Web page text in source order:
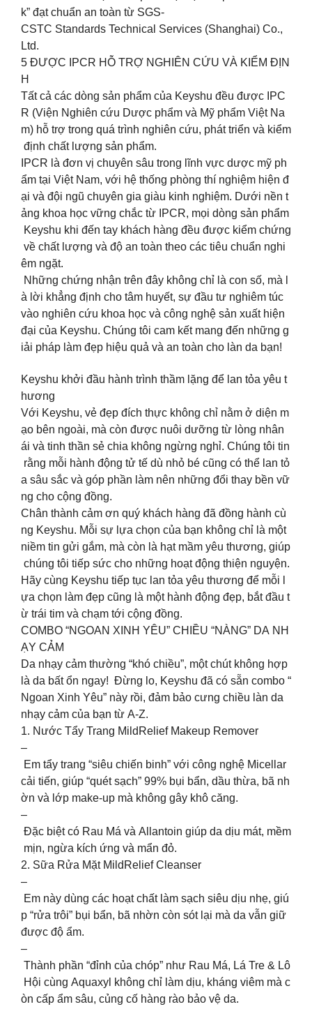
k” đạt chuẩn an toàn từ SGS-
CSTC Standards Technical Services (Shanghai) Co.,
Ltd.
5️ ĐƯỢC IPCR HỖ TRỢ NGHIÊN CỨU VÀ KIỂM ĐỊN
H
Tất cả các dòng sản phẩm của Keyshu đều được IPC
R (Viện Nghiên cứu Dược phẩm và Mỹ phẩm Việt Na
m) hỗ trợ trong quá trình nghiên cứu, phát triển và kiểm
định chất lượng sản phẩm.
IPCR là đơn vị chuyên sâu trong lĩnh vực dược mỹ ph
ẩm tại Việt Nam, với hệ thống phòng thí nghiệm hiện đ
ại và đội ngũ chuyên gia giàu kinh nghiệm. Dưới nền t
ảng khoa học vững chắc từ IPCR, mọi dòng sản phẩm
Keyshu khi đến tay khách hàng đều được kiểm chứng
về chất lượng và độ an toàn theo các tiêu chuẩn nghi
êm ngặt.
Những chứng nhận trên đây không chỉ là con số, mà l
à lời khẳng định cho tâm huyết, sự đầu tư nghiêm túc
vào nghiên cứu khoa học và công nghệ sản xuất hiện
đại của Keyshu. Chúng tôi cam kết mang đến những g
iải pháp làm đẹp hiệu quả và an toàn cho làn da bạn!
Keyshu khởi đầu hành trình thầm lặng để lan tỏa yêu t
hương ️
Với Keyshu, vẻ đẹp đích thực không chỉ nằm ở diện m
ạo bên ngoài, mà còn được nuôi dưỡng từ lòng nhân
ái và tinh thần sẻ chia không ngừng nghỉ. Chúng tôi tin
rằng mỗi hành động tử tế dù nhỏ bé cũng có thể lan tỏ
a sâu sắc và góp phần làm nên những đổi thay bền vữ
ng cho cộng đồng.
Chân thành cảm ơn quý khách hàng đã đồng hành cù
ng Keyshu. Mỗi sự lựa chọn của bạn không chỉ là một
niềm tin gửi gắm, mà còn là hạt mầm yêu thương, giúp
chúng tôi tiếp sức cho những hoạt động thiện nguyện.
Hãy cùng Keyshu tiếp tục lan tỏa yêu thương để mỗi l
ựa chọn làm đẹp cũng là một hành động đẹp, bắt đầu t
ừ trái tim và chạm tới cộng đồng.
COMBO “NGOAN XINH YÊU” CHIỀU “NÀNG” DA NH
ẠY CẢM
Da nhạy cảm thường “khó chiều”, một chút không hợp
là da bất ổn ngay! Đừng lo, Keyshu đã có sẵn combo “
Ngoan Xinh Yêu” này rồi, đảm bảo cưng chiều làn da
nhạy cảm của bạn từ A-Z.
1. Nước Tẩy Trang MildRelief Makeup Remover
–
Em tẩy trang “siêu chiến binh” với công nghệ Micellar
cải tiến, giúp “quét sạch” 99% bụi bẩn, dầu thừa, bã nh
ờn và lớp make-up mà không gây khô căng.
–
Đặc biệt có Rau Má và Allantoin giúp da dịu mát, mềm
mịn, ngừa kích ứng và mẩn đỏ.
2. Sữa Rửa Mặt MildRelief Cleanser
–
Em này dùng các hoạt chất làm sạch siêu dịu nhẹ, giú
p “rửa trôi” bụi bẩn, bã nhờn còn sót lại mà da vẫn giữ
được độ ẩm.
–
Thành phần “đỉnh của chóp” như Rau Má, Lá Tre & Lô
Hội cùng Aquaxyl không chỉ làm dịu, kháng viêm mà c
òn cấp ẩm sâu, củng cố hàng rào bảo vệ da.